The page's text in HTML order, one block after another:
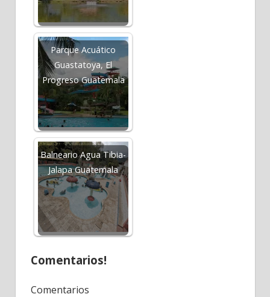
Parque Acuático
Guastatoya, El
Progreso Guatemala
Balneario Agua Tibia-
Jalapa Guatemala
Comentarios!
Comentarios